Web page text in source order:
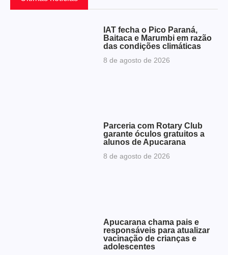
IAT fecha o Pico Paraná,
Baitaca e Marumbi em razão
das condições climáticas
8 de agosto de 2026
Parceria com Rotary Club
garante óculos gratuitos a
alunos de Apucarana
8 de agosto de 2026
Apucarana chama pais e
responsáveis para atualizar
vacinação de crianças e
adolescentes